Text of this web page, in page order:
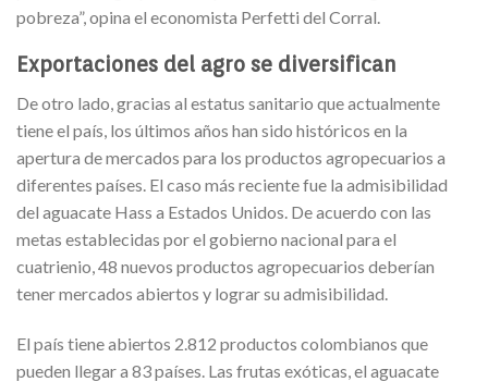
pobreza”, opina el economista Perfetti del Corral.
Exportaciones del agro se diversifican
De otro lado, gracias al estatus sanitario que actualmente
tiene el país, los últimos años han sido históricos en la
apertura de mercados para los productos agropecuarios a
diferentes países. El caso más reciente fue la admisibilidad
del aguacate Hass a Estados Unidos. De acuerdo con las
metas establecidas por el gobierno nacional para el
cuatrienio, 48 nuevos productos agropecuarios deberían
tener mercados abiertos y lograr su admisibilidad.
El país tiene abiertos 2.812 productos colombianos que
pueden llegar a 83 países. Las frutas exóticas, el aguacate